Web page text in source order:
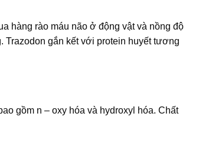
hàng rào máu não ở động vật và nồng độ
Trazodon gắn kết với protein huyết tương
gồm n – oxy hóa và hydroxyl hóa. Chất